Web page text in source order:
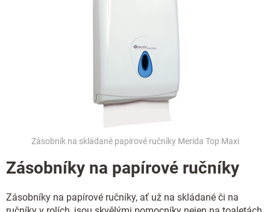
Zásobník na skládané papírové ručníky Merida Top Maxi
Zásobníky na papírové ručníky
Zásobníky na papírové ručníky, ať už na skládané či na